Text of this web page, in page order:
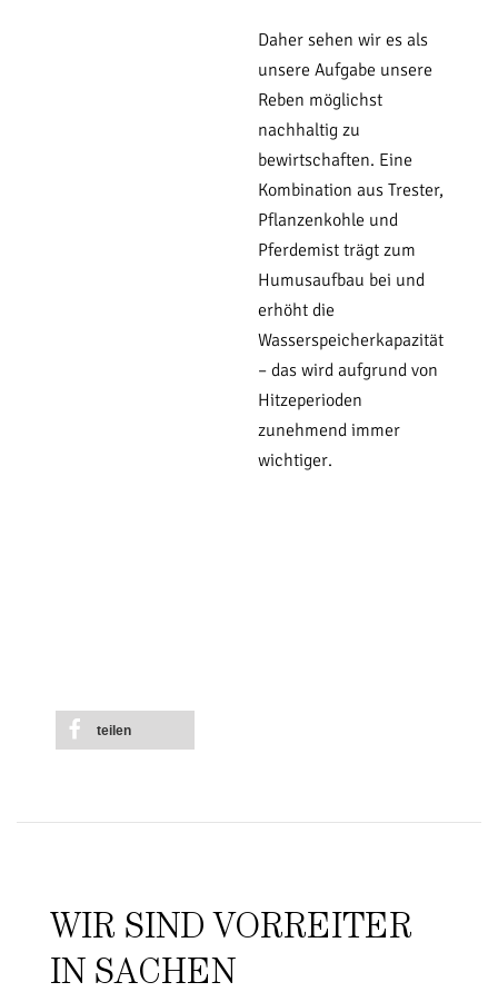
Daher sehen wir es als
unsere Aufgabe unsere
Reben möglichst
nachhaltig zu
bewirtschaften. Eine
Kombination aus Trester,
Pflanzenkohle und
Pferdemist trägt zum
Humusaufbau bei und
erhöht die
Wasserspeicherkapazität
– das wird aufgrund von
Hitzeperioden
zunehmend immer
wichtiger.
teilen
WIR SIND VORREITER
IN SACHEN